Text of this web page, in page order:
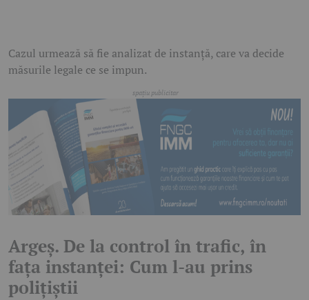
Cazul urmează să fie analizat de instanță, care va decide
măsurile legale ce se impun.
Argeș. De la control în trafic, în
fața instanței: Cum l-au prins
polițiștii